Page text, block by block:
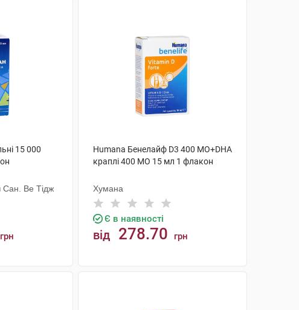
15 000
Сан. Ве Тідж
грн
Humana Бенелайф D3 400 MO+DHA
краплі 400 МО 15 мл 1 флакон
Хумана
Є в наявності
від 278.70 грн